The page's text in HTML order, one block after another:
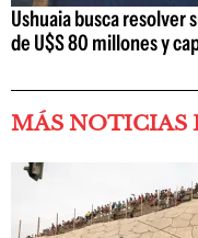
Ushuaia busca
de U$S 80 millones y
MÁS NOTICIAS